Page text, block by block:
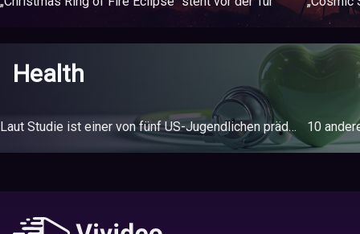
Health
Laut Studie ist einer von fünf US-Jugendlichen prädiabetisch